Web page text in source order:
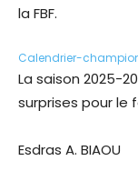
la FBF.
Calendrier-
La saison 2025-
surprises pour le
Esdras A. BIAOU